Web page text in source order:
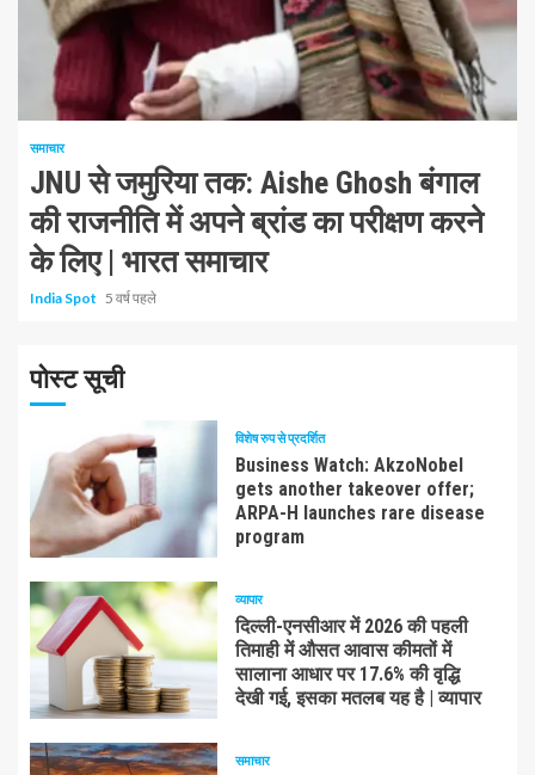
1 न्यूनतम पढ़ा
समाचार
JNU से जमुरिया तक: Aishe Ghosh बंगाल
की राजनीति में अपने ब्रांड का परीक्षण करने
के लिए | भारत समाचार
India Spot 5 वर्ष पहले
पोस्ट सूची
विशेष रुप से प्रदर्शित
Business Watch: AkzoNobel
gets another takeover offer;
ARPA-H launches rare disease
program
व्यापार
दिल्ली-एनसीआर में 2026 की पहली
तिमाही में औसत आवास कीमतों में
सालाना आधार पर 17.6% की वृद्धि
देखी गई, इसका मतलब यह है | व्यापार
समाचार